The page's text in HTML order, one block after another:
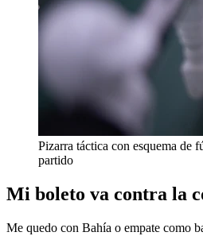
Pizarra táctica con esquema de
partido
Mi boleto va contra la
Me quedo con Bahía o empate como